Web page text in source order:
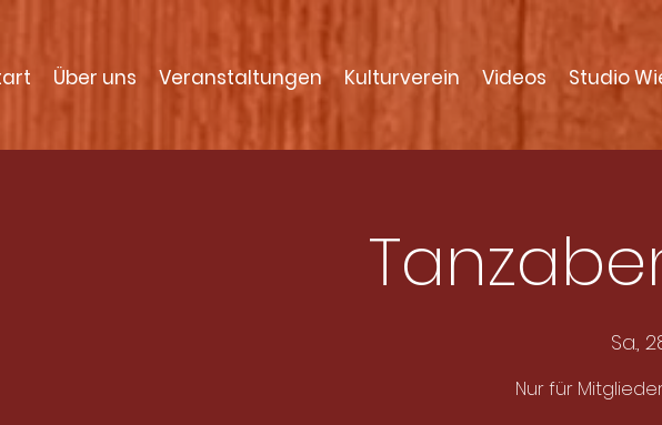
Über uns Veranstaltungen Kulturverein Videos Studio
Sa.,
Nur für